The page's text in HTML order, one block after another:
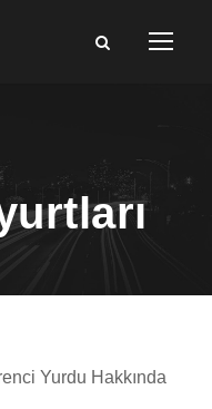
Yurdu Hakkında